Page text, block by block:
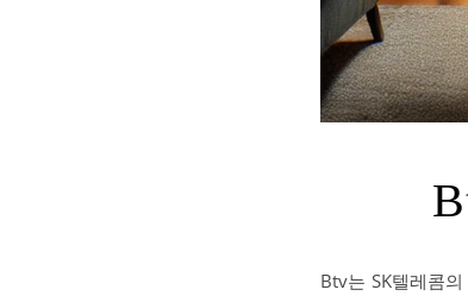
Btv는 SK텔레콤